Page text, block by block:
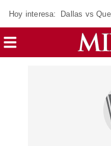
Hoy interesa: Dallas vs